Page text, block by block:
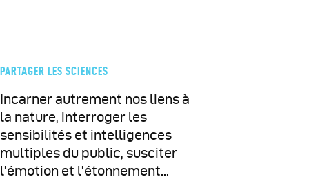
PARTAGER LES SCIENCES
Incarner autrement nos liens à
la nature, interroger les
sensibilités et intelligences
multiples du public, susciter
l'émotion et l'étonnement...